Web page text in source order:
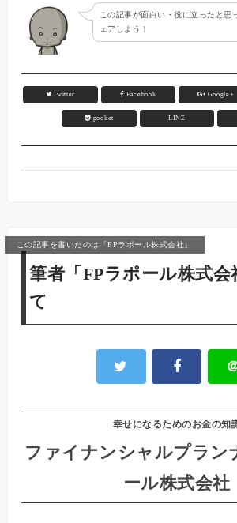
この記事が面白い・役に立ったと思
ェアしよう！
Twitter Facebook Google+
pocket LINE
この記事を書いたのは「FPラポール株式会社」
筆者「FPラポール株式会
て
幸せになるためのお金の知
ファイナンシャルプラン
ール株式会社